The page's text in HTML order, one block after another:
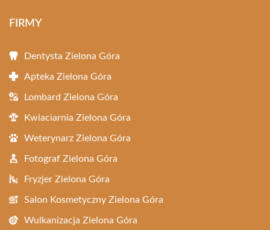
FIRMY
Dentysta Zielona Góra
Apteka Zielona Góra
Lombard Zielona Góra
Kwiaciarnia Zielona Góra
Weterynarz Zielona Góra
Fotograf Zielona Góra
Fryzjer Zielona Góra
Salon Kosmetyczny Zielona Góra
Wulkanizacja Zielona Góra